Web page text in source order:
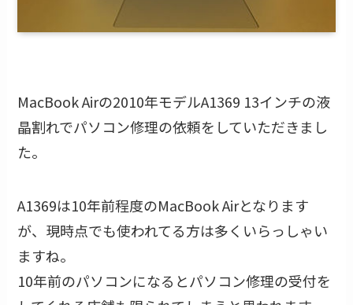
MacBook Airの2010年モデルA1369 13インチの液
晶割れでパソコン修理の依頼をしていただきまし
た。
A1369は10年前程度のMacBook Airとなります
が、現時点でも使われてる方は多くいらっしゃい
ますね。
10年前のパソコンになるとパソコン修理の受付を